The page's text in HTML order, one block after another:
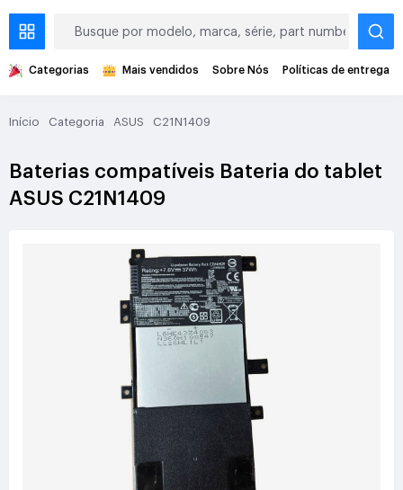
Categorias Mais vendidos Sobre Nós Políticas de entrega
Início Categoria ASUS C21N1409
Baterias compatíveis Bateria do tablet
ASUS C21N1409